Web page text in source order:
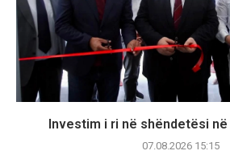
Investim i ri në shëndetësi
07.08.2026 15:15